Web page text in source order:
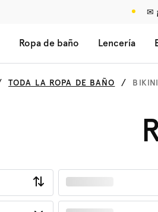
✉
Ropa de baño Lencería
TODA LA ROPA DE BAÑO